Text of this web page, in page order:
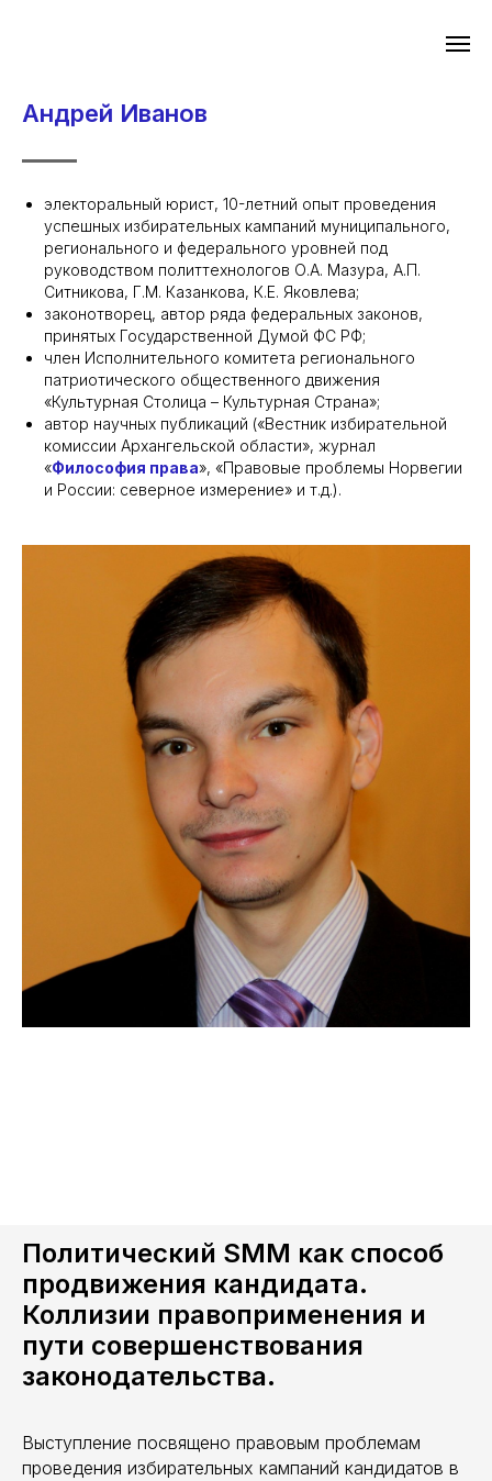
Андрей Иванов
электоральный юрист, 10-летний опыт проведения
успешных избирательных кампаний муниципального,
регионального и федерального уровней под
руководством политтехнологов О.А. Мазура, А.П.
Ситникова, Г.М. Казанкова, К.Е. Яковлева;
законотворец, автор ряда федеральных законов,
принятых Государственной Думой ФС РФ;
член Исполнительного комитета регионального
патриотического общественного движения
«Культурная Столица – Культурная Страна»;
автор научных публикаций («Вестник избирательной
комиссии Архангельской области», журнал
«Философия права», «Правовые проблемы Норвегии
и России: северное измерение» и т.д.).
Политический SMM как способ
продвижения кандидата.
Коллизии правоприменения и
пути совершенствования
законодательства.
Выступление посвящено правовым проблемам
проведения избирательных кампаний кандидатов в